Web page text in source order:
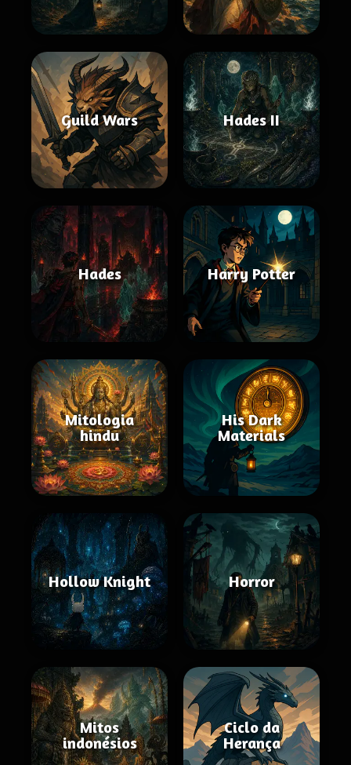
Guild Wars Hades II
Hades Harry Potter
Mitologia
hindu
His Dark
Materials
Hollow Knight Horror
Mitos
indonésios
Ciclo da
Herança